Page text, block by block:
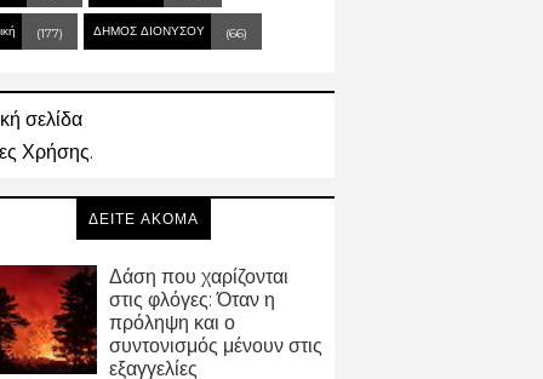
(177) ΔΗΜΟΣ ΔΙΟΝΥΣΟΥ (66)
σελίδα
Χρήσης.
ΔΕΙΤΕ ΑΚΟΜΑ
Δάση που χαρίζονται
στις φλόγες: Όταν η
πρόληψη και ο
συντονισμός μένουν στις
εξαγγελίες